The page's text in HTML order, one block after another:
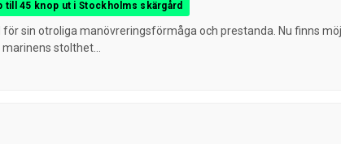
till 45 knop ut i Stockholms skärgård
för sin otroliga manövreringsförmåga och prestanda. Nu finns
stolthet...